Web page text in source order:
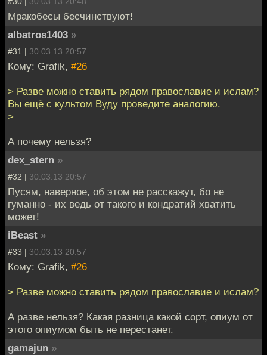
Мракобесы бесчинствуют!
albatros1403 »
#31 | 30.03.13 20:57
Кому: Grafik, #26
> Разве можно ставить рядом православие и ислам?
Вы ещё с культом Вуду проведите аналогию.
>
А почему нельзя?
dex_stern »
#32 | 30.03.13 20:57
Пусям, наверное, об этом не расскажут, бо не
гуманно - их ведь от такого и кондратий хватить
может!
iBeast »
#33 | 30.03.13 20:57
Кому: Grafik, #26
> Разве можно ставить рядом православие и ислам?
А разве нельзя? Какая разница какой сорт, опиум от
этого опиумом быть не перестанет.
gamajun »